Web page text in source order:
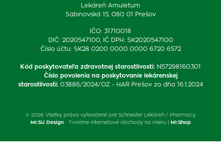
Lekáreň Amuletum
Sabinovská 15, 080 01 Prešov
IČO: 31710018
DIČ: 2020547100, IČ DPH: SK2020547100
Číslo účtu: SK28 0200 0000 0000 6720 6572
Kód poskytovateľa zdravotnej starostlivosti: N57298160301
Číslo povolenia na poskytovanie lekárenskej
starostlivosti: 03886/2024/OZ - HAR Prešov zo dňa 16.1.2024
© 2026 Všetky práva vyhradené pre Schneider Lekáreň / Pharmacy
MI:SU Design- Tvoríme internetové obchody na mieru | MI:Shop